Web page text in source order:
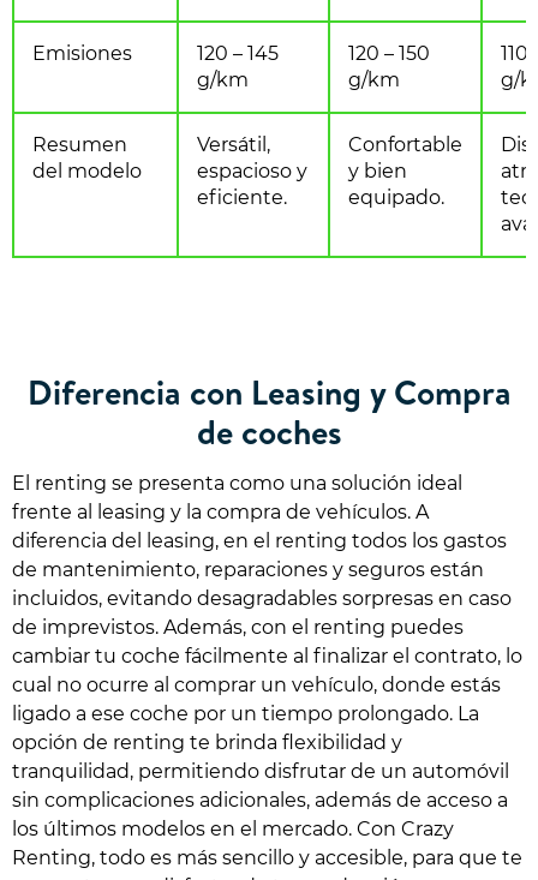
Emisiones
120 – 145
g/km
120 – 150
g/km
110
g/
Resumen
del modelo
Versátil,
espacioso y
eficiente.
Confortable
y bien
equipado.
Diferencia con Leasing y Compra
de coches
El renting se presenta como una solución ideal
frente al leasing y la compra de vehículos. A
diferencia del leasing, en el renting todos los gastos
de mantenimiento, reparaciones y seguros están
incluidos, evitando desagradables sorpresas en caso
de imprevistos. Además, con el renting puedes
cambiar tu coche fácilmente al finalizar el contrato, lo
cual no ocurre al comprar un vehículo, donde estás
ligado a ese coche por un tiempo prolongado. La
opción de renting te brinda flexibilidad y
tranquilidad, permitiendo disfrutar de un automóvil
sin complicaciones adicionales, además de acceso a
los últimos modelos en el mercado. Con Crazy
Renting, todo es más sencillo y accesible, para que te